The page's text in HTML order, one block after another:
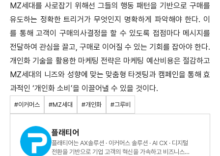
MZ세대를 사로잡기 위해선 그들의 행동 패턴을 기반으로 구매를
유도하는 정확한 트리거가 무엇인지 명확하게 파악해야 한다. 이
를 통해 고객이 구매의사결정을 할 수 있도록 접점마다 메시지를
전달하여 관심을 끌고, 구매로 이어질 수 있는 기회를 잡아야 한다.
개인화 기술을 활용한 마케팅 전략은 마케팅 예산비용은 절감하고
MZ세대의 니즈와 성향에 맞는 맞춤형 타겟팅과 캠페인을 통해 효
과적인 ‘개인화 소비’을 이끌어낼 수 있을 것이다.
#이커머스 #MZ세대 #개인화 #그루비
플래티어
플래티어는 AX솔루션 · 이커머스 솔루션 · AI CX · 디지털
전환을 기반으로 기업 고객의 혁신을 가속하고 비즈니스